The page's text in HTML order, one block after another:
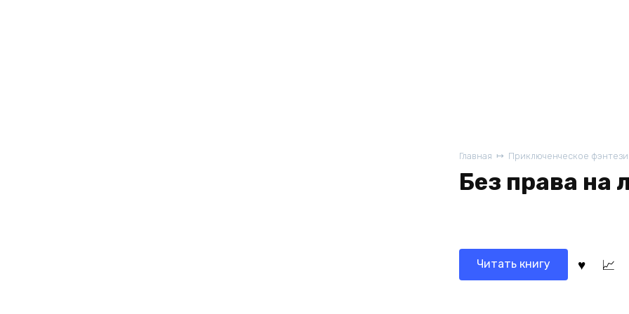
Главная Приключенческое фэнтези
Без права на
Читать книгу